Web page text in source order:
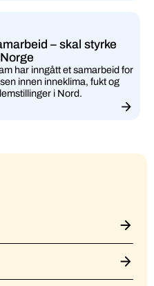
– skal styrke
har inngått et samarbeid for
innen inneklima, fukt og
i Nord.